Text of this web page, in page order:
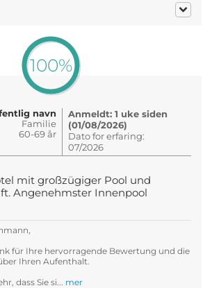
100%
navn
Familie
60-69 år
Anmeldt: 1 uke siden
(01/08/2026)
Dato for erfaring:
07/2026
mit großzügiger Pool und
Angenehmster Innenpool
für Ihre hervorragende Bewertung und die
Ihren Aufenthalt.
dass Sie si... mer